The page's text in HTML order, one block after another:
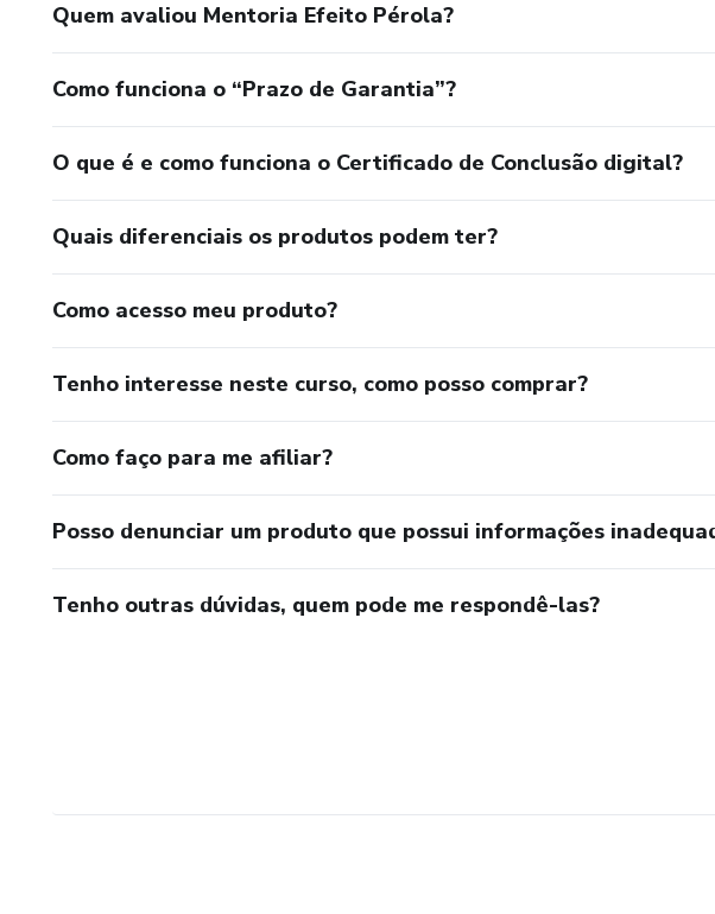
Quem avaliou Mentoria Efeito Pérola?
Como funciona o “Prazo de Garantia”?
O que é e como funciona o Certificado de Conclusão digital?
Quais diferenciais os produtos podem ter?
Como acesso meu produto?
Tenho interesse neste curso, como posso comprar?
Como faço para me afiliar?
Posso denunciar um produto que possui informações
Tenho outras dúvidas, quem pode me respondê-las?